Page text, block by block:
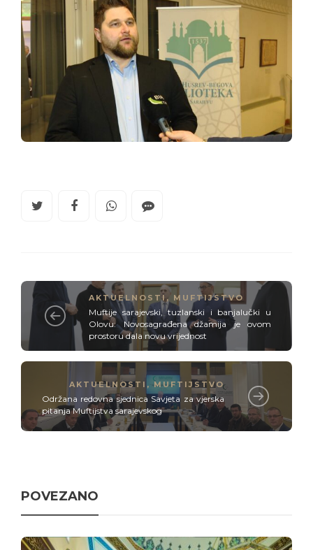
AKTUELNOSTI, MUFTIJSTVO
Muftije sarajevski, tuzlanski i banjalučki u
Olovu: Novosagrađena džamija je ovom
prostoru dala novu vrijednost
AKTUELNOSTI , MUFTIJSTVO
Održana redovna sjednica Savjeta za vjerska
pitanja Muftijstva sarajevskog
POVEZANO